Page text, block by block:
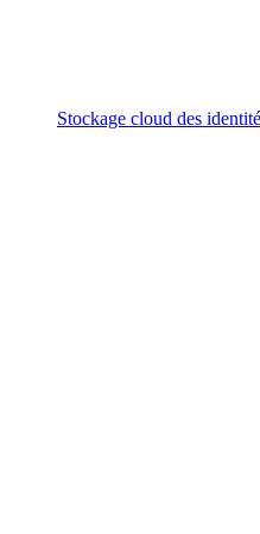
Stockage cloud des